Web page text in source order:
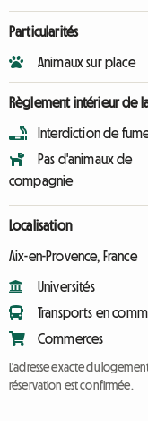
Particularités
Animaux sur place
Règlement intérieur de
Interdiction de
Pas d'animaux de
compagnie
Localisation
Aix-en-Provence, France
Universités
Transports en
Commerces
L'adresse exacte du
réservation est confirmée.